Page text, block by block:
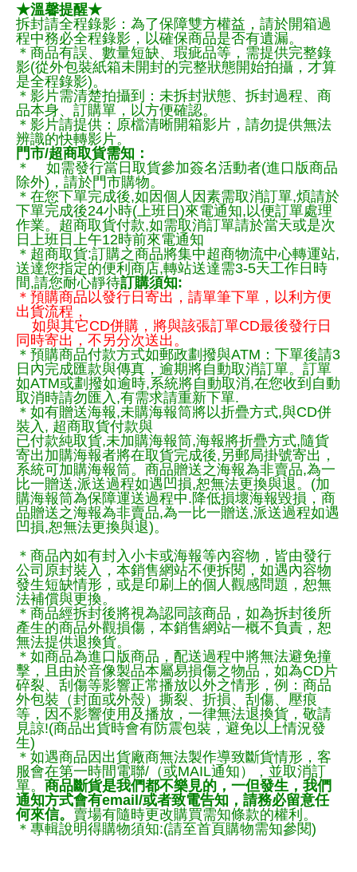
★溫馨提醒★
拆封請全程錄影：為了保障雙方權益，請於開箱過
程中務必全程錄影，以確保商品是否有遺漏。
＊商品有誤、數量短缺、瑕疵品等，需提供完整錄
影(從外包裝紙箱未開封的完整狀態開始拍攝，才算
是全程錄影)。
＊影片需清楚拍攝到：未拆封狀態、拆封過程、商
品本身、訂購單，以方便確認。
＊影片請提供：原檔清晰開箱影片，請勿提供無法
辨識的快轉影片。
門市/超商取貨需知：
＊ 如需發行當日取貨參加簽名活動者(進口版商品
除外)，請於門市購物。
＊在您下單完成後,如因個人因素需取消訂單,煩請於
下單完成後24小時(上班日)來電通知,以便訂單處理
作業。超商取貨付款,如需取消訂單請於當天或是次
日上班日上午12時前來電通知
＊超商取貨:訂購之商品將集中超商物流中心轉運站,
送達您指定的便利商店,轉站送達需3-5天工作日時
間,請您耐心靜待訂購須知:
＊預購商品以發行日寄出，請單筆下單，以利方便
出貨流程，
如與其它CD併購，將與該張訂單CD最後發行日
同時寄出，不另分次送出。
＊預購商品付款方式如郵政劃撥與ATM：下單後請3
日內完成匯款與傳真，逾期將自動取消訂單。訂單
如ATM或劃撥如逾時,系統將自動取消,在您收到自動
取消時請勿匯入,有需求請重新下單.
＊如有贈送海報,未購海報筒將以折疊方式,與CD併
裝入, 超商取貨付款與
已付款純取貨,未加購海報筒,海報將折疊方式,隨貨
寄出加購海報者將在取貨完成後,另郵局掛號寄出，
系統可加購海報筒。商品贈送之海報為非賣品,為一
比一贈送,派送過程如遇凹損,恕無法更換與退。(加
購海報筒為保障運送過程中.降低損壞海報毀損，商
品贈送之海報為非賣品,為一比一贈送,派送過程如遇
凹損,恕無法更換與退)。
＊商品內如有封入小卡或海報等內容物，皆由發行
公司原封裝入，本銷售網站不便拆閱，如遇內容物
發生短缺情形，或是印刷上的個人觀感問題，恕無
法補償與更換。
＊商品經拆封後將視為認同該商品，如為拆封後所
產生的商品外觀損傷，本銷售網站一概不負責，恕
無法提供退換貨。
＊如商品為進口版商品，配送過程中將無法避免撞
擊，且由於音像製品本屬易損傷之物品，如為CD片
碎裂、刮傷等影響正常播放以外之情形，例：商品
外包裝（封面或外殼）撕裂、折損、刮傷、壓痕
等，因不影響使用及播放，一律無法退換貨，敬請
見諒!(商品出貨時會有防震包裝，避免以上情況發
生)
＊如遇商品因出貨廠商無法製作導致斷貨情形，客
服會在第一時間電聯/（或MAIL通知），並取消訂
單。 商品斷貨是我們都不樂見的，一但發生，我們
通知方式會有email/或者致電告知，請務必留意任
何來信。 賣場有隨時更改購買需知條款的權利。
＊專輯說明得購物須知:(請至首頁購物需知參閱)